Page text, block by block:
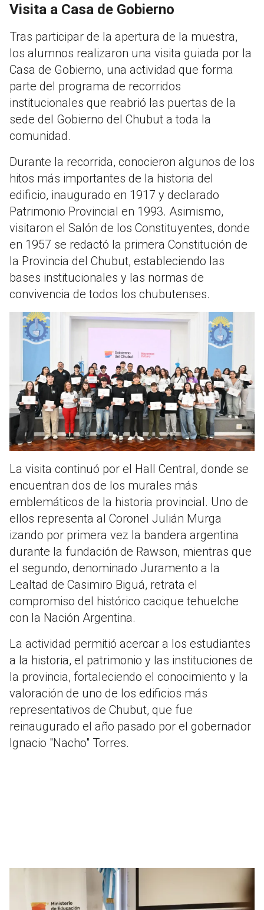
Visita a Casa de Gobierno
Tras participar de la apertura de la muestra,
los alumnos realizaron una visita guiada por la
Casa de Gobierno, una actividad que forma
parte del programa de recorridos
institucionales que reabrió las puertas de la
sede del Gobierno del Chubut a toda la
comunidad.
Durante la recorrida, conocieron algunos de los
hitos más importantes de la historia del
edificio, inaugurado en 1917 y declarado
Patrimonio Provincial en 1993. Asimismo,
visitaron el Salón de los Constituyentes, donde
en 1957 se redactó la primera Constitución de
la Provincia del Chubut, estableciendo las
bases institucionales y las normas de
convivencia de todos los chubutenses.
La visita continuó por el Hall Central, donde se
encuentran dos de los murales más
emblemáticos de la historia provincial. Uno de
ellos representa al Coronel Julián Murga
izando por primera vez la bandera argentina
durante la fundación de Rawson, mientras que
el segundo, denominado Juramento a la
Lealtad de Casimiro Biguá, retrata el
compromiso del histórico cacique tehuelche
con la Nación Argentina.
La actividad permitió acercar a los estudiantes
a la historia, el patrimonio y las instituciones de
la provincia, fortaleciendo el conocimiento y la
valoración de uno de los edificios más
representativos de Chubut, que fue
reinaugurado el año pasado por el gobernador
Ignacio "Nacho" Torres.